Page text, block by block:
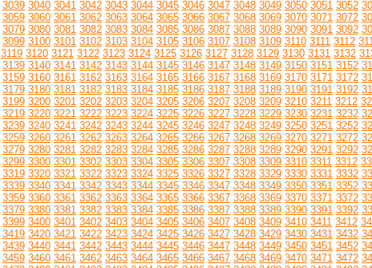
3039 3040 3041 3042 3043 3044 3045 3046 3047 3048 3049 3050 3051 3052
3059 3060 3061 3062 3063 3064 3065 3066 3067 3068 3069 3070 3071 3072
3079 3080 3081 3082 3083 3084 3085 3086 3087 3088 3089 3090 3091 3092
3099 3100 3101 3102 3103 3104 3105 3106 3107 3108 3109 3110 3111 3112
3119 3120 3121 3122 3123 3124 3125 3126 3127 3128 3129 3130 3131 3132
3139 3140 3141 3142 3143 3144 3145 3146 3147 3148 3149 3150 3151 3152
3159 3160 3161 3162 3163 3164 3165 3166 3167 3168 3169 3170 3171 3172
3179 3180 3181 3182 3183 3184 3185 3186 3187 3188 3189 3190 3191 3192
3199 3200 3201 3202 3203 3204 3205 3206 3207 3208 3209 3210 3211 3212
3219 3220 3221 3222 3223 3224 3225 3226 3227 3228 3229 3230 3231 3232
3239 3240 3241 3242 3243 3244 3245 3246 3247 3248 3249 3250 3251 3252
3259 3260 3261 3262 3263 3264 3265 3266 3267 3268 3269 3270 3271 3272
3279 3280 3281 3282 3283 3284 3285 3286 3287 3288 3289 3290 3291 3292
3299 3300 3301 3302 3303 3304 3305 3306 3307 3308 3309 3310 3311 3312
3319 3320 3321 3322 3323 3324 3325 3326 3327 3328 3329 3330 3331 3332
3339 3340 3341 3342 3343 3344 3345 3346 3347 3348 3349 3350 3351 3352
3359 3360 3361 3362 3363 3364 3365 3366 3367 3368 3369 3370 3371 3372
3379 3380 3381 3382 3383 3384 3385 3386 3387 3388 3389 3390 3391 3392
3399 3400 3401 3402 3403 3404 3405 3406 3407 3408 3409 3410 3411 3412
3419 3420 3421 3422 3423 3424 3425 3426 3427 3428 3429 3430 3431 3432
3439 3440 3441 3442 3443 3444 3445 3446 3447 3448 3449 3450 3451 3452
3459 3460 3461 3462 3463 3464 3465 3466 3467 3468 3469 3470 3471 3472